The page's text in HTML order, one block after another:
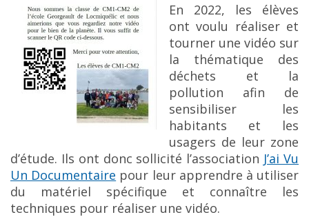
En 2022, les élèves
ont voulu réaliser et
tourner une vidéo sur
la thématique des
déchets et la
pollution afin de
sensibiliser les
habitants et les
usagers de leur zone
d’étude. Ils ont donc sollicité l’association J’ai Vu
Un Documentaire pour leur apprendre à utiliser
du matériel spécifique et connaître les
techniques pour réaliser une vidéo.